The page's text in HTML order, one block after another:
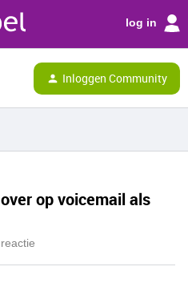
log in
Inloggen Community
op voicemail als